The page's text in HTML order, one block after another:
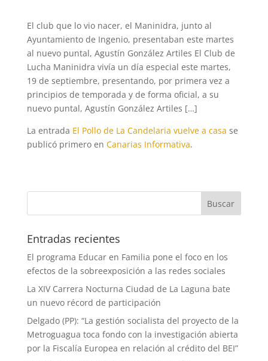
El club que lo vio nacer, el Maninidra, junto al
Ayuntamiento de Ingenio, presentaban este martes
al nuevo puntal, Agustín González Artiles El Club de
Lucha Maninidra vivía un día especial este martes,
19 de septiembre, presentando, por primera vez a
principios de temporada y de forma oficial, a su
nuevo puntal, Agustín González Artiles […]
La entrada El Pollo de La Candelaria vuelve a casa se
publicó primero en Canarias Informativa.
Entradas recientes
El programa Educar en Familia pone el foco en los
efectos de la sobreexposición a las redes sociales
La XIV Carrera Nocturna Ciudad de La Laguna bate
un nuevo récord de participación
Delgado (PP): “La gestión socialista del proyecto de la
Metroguagua toca fondo con la investigación abierta
por la Fiscalía Europea en relación al crédito del BEI”